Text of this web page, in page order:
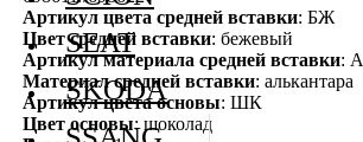
Артикул цвета средней вставки: БЖ
Цвет средней вставки: бежевый
Артикул материала средней вставки: А
Материал средней вставки: алькантара
Артикул цвета основы: ШК
Цвет основы: шоколад
SEAT
SKODA